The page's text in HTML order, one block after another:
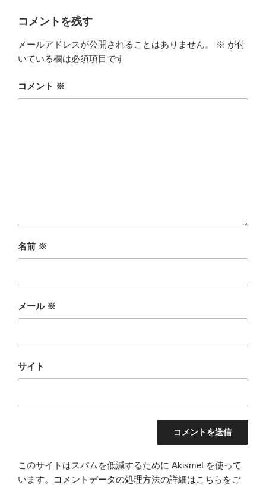
コメントを残す
メールアドレスが公開されることはありません。 ※ が付
いている欄は必須項目です
コメント ※
名前 ※
メール ※
サイト
このサイトはスパムを低減するために Akismet を使って
います。
コメントデータの処理方法の詳細はこちらをご